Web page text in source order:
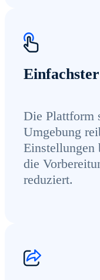
Die Plattform
Umgebung
Einstellungen
die
reduziert.